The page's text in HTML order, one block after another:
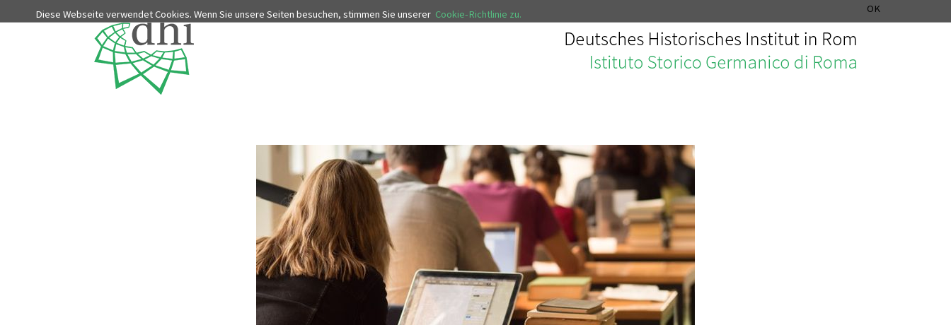
OK
Diese Webseite verwendet Cookies. Wenn Sie unsere Seiten besuchen, stimmen Sie unserer Cookie-Richtlinie zu.